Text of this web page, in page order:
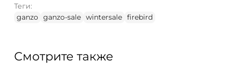
Теги:
ganzo
ganzo-sale wintersale firebird
Смотрите также